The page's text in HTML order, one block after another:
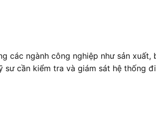
các ngành công nghiệp như sản
cần kiểm tra và giám sát hệ thống